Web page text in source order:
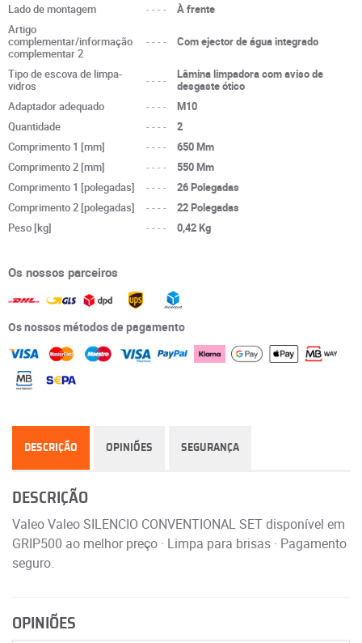
Lado de montagem ----
À frente
Artigo
complementar/informação
complementar 2
---- Com ejector de água integrado
Tipo de escova de limpa-
vidros
----
Lâmina limpadora com aviso de
desgaste ótico
Adaptador adequado
----
M10
Quantidade
----
2
Comprimento 1 [mm]
----
650 Mm
Comprimento 2 [mm]
----
550 Mm
Comprimento 1 [polegadas]
----
26 Polegadas
Comprimento 2 [polegadas]
----
22 Polegadas
Peso [kg]
---- 0,42 Kg
Os nossos parceiros
Os nossos métodos de pagamento
DESCRIÇÃO OPINIÕES SEGURANÇA
DESCRIÇÃO
Valeo Valeo SILENCIO CONVENTIONAL SET disponível em
GRIP500 ao melhor preço · Limpa para brisas · Pagamento
seguro.
OPINIÕES